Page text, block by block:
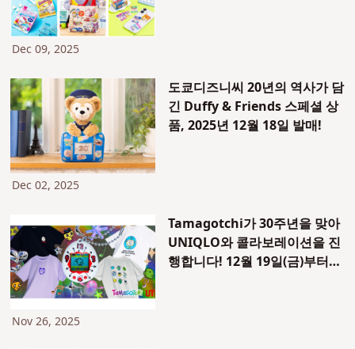
Dec 09, 2025
도쿄디즈니씨 20년의 역사가 담
긴 Duffy & Friends 스페셜 상
품, 2025년 12월 18일 발매!
Dec 02, 2025
Tamagotchi가 30주년을 맞아
UNIQLO와 콜라보레이션을 진
행합니다! 12월 19일(금)부터
Nov 26, 2025